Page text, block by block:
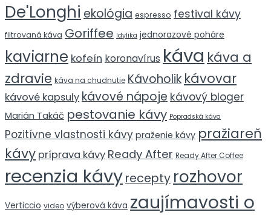
De'Longhi ekológia espresso festival kávy
filtrovaná káva Goriffee Idylika jednorazové poháre
kaviarne kofeín koronavírus káva káva a
zdravie káva na chudnutie Kávoholik kávovar
kávové kapsuly kávové nápoje kávový bloger
Marián Takáč pestovanie kávy Popradská káva
Pozitívne vlastnosti kávy praženie kávy pražiareň
kávy príprava kávy Ready After Ready After Coffee
recenzia kávyrecepty rozhovor
Verticcio video výberová káva zaujímavosti o